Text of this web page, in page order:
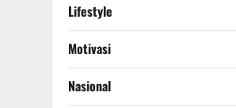
Lifestyle
Motivasi
Nasional